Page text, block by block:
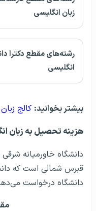
زبان انگلیسی
رشته‌های مقطع دکترا
انگلیسی
بیشتر بخوانید: کالج
هزینه تحصیل به زبان
دانشگاه خاورمیانه
قبرس شمالی است که
دانشگاه درخواست